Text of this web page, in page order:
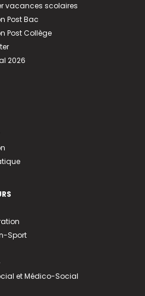
vacances scolaires
Post Bac
Post Collège
2026
Sport
et Médico-Social